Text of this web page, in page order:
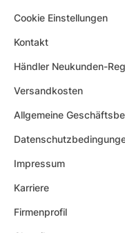
Cookie Einstellungen
Kontakt
Händler Neukunden-
Versandkosten
Allgemeine
Impressum
Karriere
Firmenprofil